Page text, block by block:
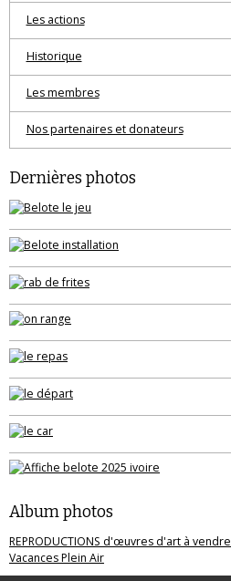
Les actions
Historique
Les membres
Nos partenaires et donateurs
Dernières photos
Album photos
REPRODUCTIONS d'œuvres d'art à vendre
Vacances Plein Air